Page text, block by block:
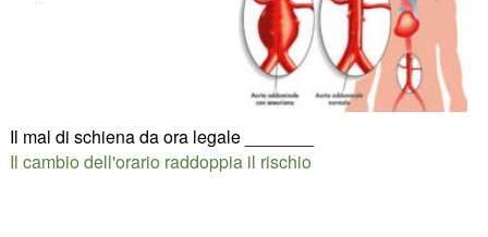
Il mal di schiena da ora legale _______
Il cambio dell'orario raddoppia il rischio